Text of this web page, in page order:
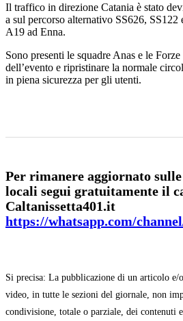
Il traffico in direzione Catania è stato
a sul percorso alternativo SS626, SS122
A19 ad Enna.
Sono presenti le squadre Anas e le
dell’evento e ripristinare la normale
in piena sicurezza per gli utenti.
Per rimanere aggiornato
locali segui gratuitamente il
Caltanissetta401.it
https://whatsapp.com/
Si precisa: La pubblicazione di un articolo
video, in tutte le sezioni del giornale, non
condivisione, totale o parziale, dei contenuti